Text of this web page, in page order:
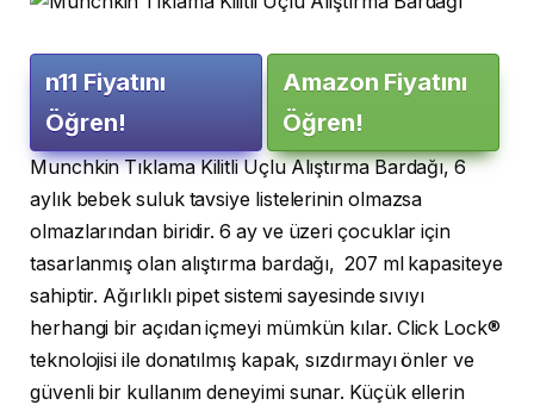
n11 Fiyatını
Öğren!
Amazon Fiyatını
Öğren!
Munchkin Tıklama Kilitli Uçlu Alıştırma Bardağı, 6
aylık bebek suluk tavsiye listelerinin olmazsa
olmazlarından biridir. 6 ay ve üzeri çocuklar için
tasarlanmış olan alıştırma bardağı, 207 ml kapasiteye
sahiptir. Ağırlıklı pipet sistemi sayesinde sıvıyı
herhangi bir açıdan içmeyi mümkün kılar. Click Lock®
teknolojisi ile donatılmış kapak, sızdırmayı önler ve
güvenli bir kullanım deneyimi sunar. Küçük ellerin